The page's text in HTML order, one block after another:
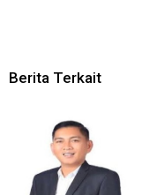
Berita Terkait